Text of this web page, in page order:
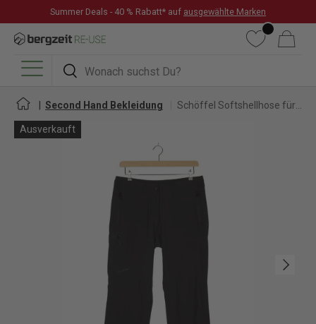
DIREKT ZUM INHALT
Summer Deals - 40 % Rabatt* auf ausgewählte Marken
Suchen
Suchen
WunschlisteWarenkorb
Menü
Second Hand Bekleidung
Ausverkauft
Nächste